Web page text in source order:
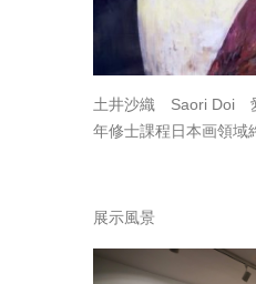
土井沙織 Saori Doi
年修士課程日本画領域
展示風景